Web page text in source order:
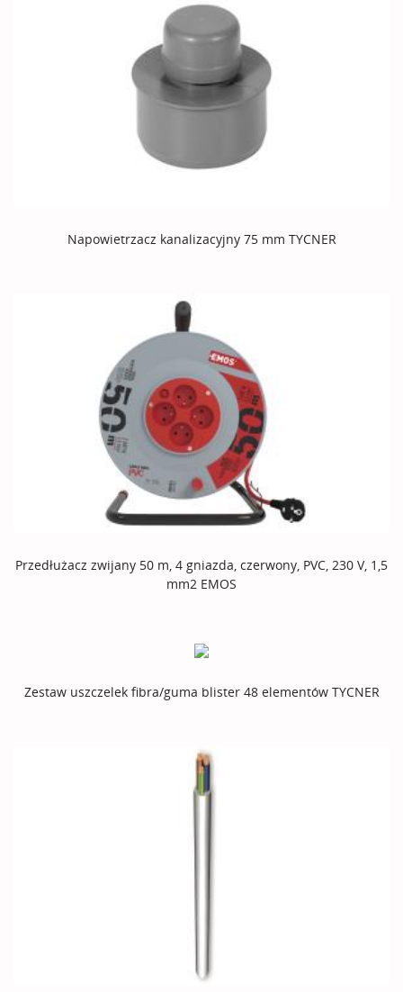
Napowietrzacz kanalizacyjny 75 mm TYCNER
Przedłużacz zwijany 50 m, 4 gniazda, czerwony, PVC, 230 V, 1,5
mm2 EMOS
Zestaw uszczelek fibra/guma blister 48 elementów TYCNER